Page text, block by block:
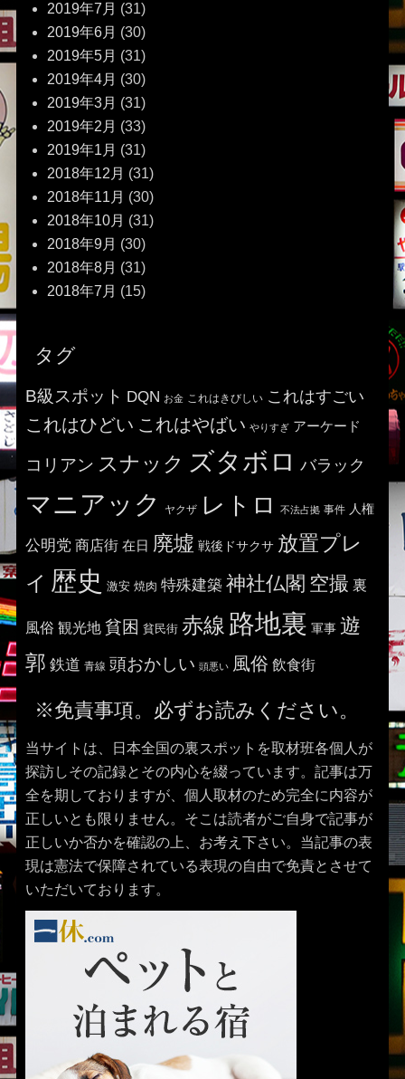
2019年7月 (31)
2019年6月 (30)
2019年5月 (31)
2019年4月 (30)
2019年3月 (31)
2019年2月 (33)
2019年1月 (31)
2018年12月 (31)
2018年11月 (30)
2018年10月 (31)
2018年9月 (30)
2018年8月 (31)
2018年7月 (15)
タグ
B級スポット DQN お金 これはきびしい これはすごい
これはひどい これはやばい やりすぎ アーケード
コリアン スナック ズタボロ バラック
マニアック ヤクザ レトロ 不法占拠 事件 人権
公明党 商店街 在日 廃墟 戦後ドサクサ 放置プレ
イ 歴史 激安 焼肉 特殊建築 神社仏閣 空撮 裏
風俗 観光地 貧困 貧民街 赤線 路地裏 軍事 遊
郭 鉄道 青線 頭おかしい 頭悪い 風俗 飲食街
※免責事項。必ずお読みください。
当サイトは、日本全国の裏スポットを取材班各個人が
探訪しその記録とその内心を綴っています。記事は万
全を期しておりますが、個人取材のため完全に内容が
正しいとも限りません。そこは読者がご自身で記事が
正しいか否かを確認の上、お考え下さい。当記事の表
現は憲法で保障されている表現の自由で免責とさせて
いただいております。